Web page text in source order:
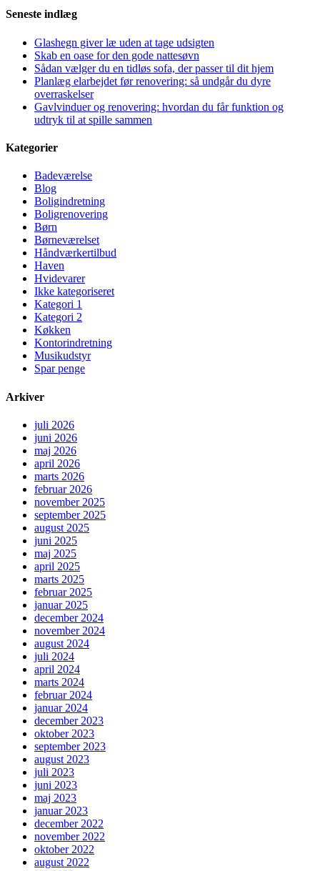
Seneste indlæg
Glashegn giver læ uden at tage udsigten
Skab en oase for den gode nattesøvn
Sådan vælger du en tidløs sofa, der passer til dit hjem
Planlæg elarbejdet før renovering: så undgår du dyre
overraskelser
Gavlvinduer og renovering: hvordan du får funktion og
udtryk til at spille sammen
Kategorier
Badeværelse
Blog
Boligindretning
Boligrenovering
Børn
Børneværelset
Håndværkertilbud
Haven
Hvidevarer
Ikke kategoriseret
Kategori 1
Kategori 2
Køkken
Kontorindretning
Musikudstyr
Spar penge
Arkiver
juli 2026
juni 2026
maj 2026
april 2026
marts 2026
februar 2026
november 2025
september 2025
august 2025
juni 2025
maj 2025
april 2025
marts 2025
februar 2025
januar 2025
december 2024
november 2024
august 2024
juli 2024
april 2024
marts 2024
februar 2024
januar 2024
december 2023
oktober 2023
september 2023
august 2023
juli 2023
juni 2023
maj 2023
januar 2023
december 2022
november 2022
oktober 2022
august 2022